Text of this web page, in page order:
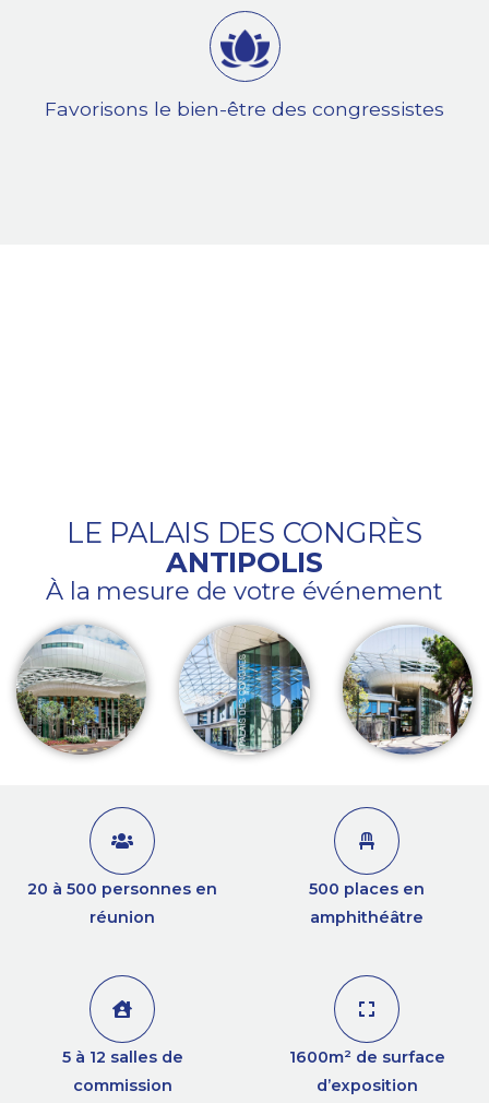
Favorisons le bien-être des congressistes
LE PALAIS DES CONGRÈS
ANTIPOLIS
À la mesure de votre événement
20 à 500 personnes en
réunion
500 places en
amphithéâtre
5 à 12 salles de
commission
1600m² de surface
d’exposition